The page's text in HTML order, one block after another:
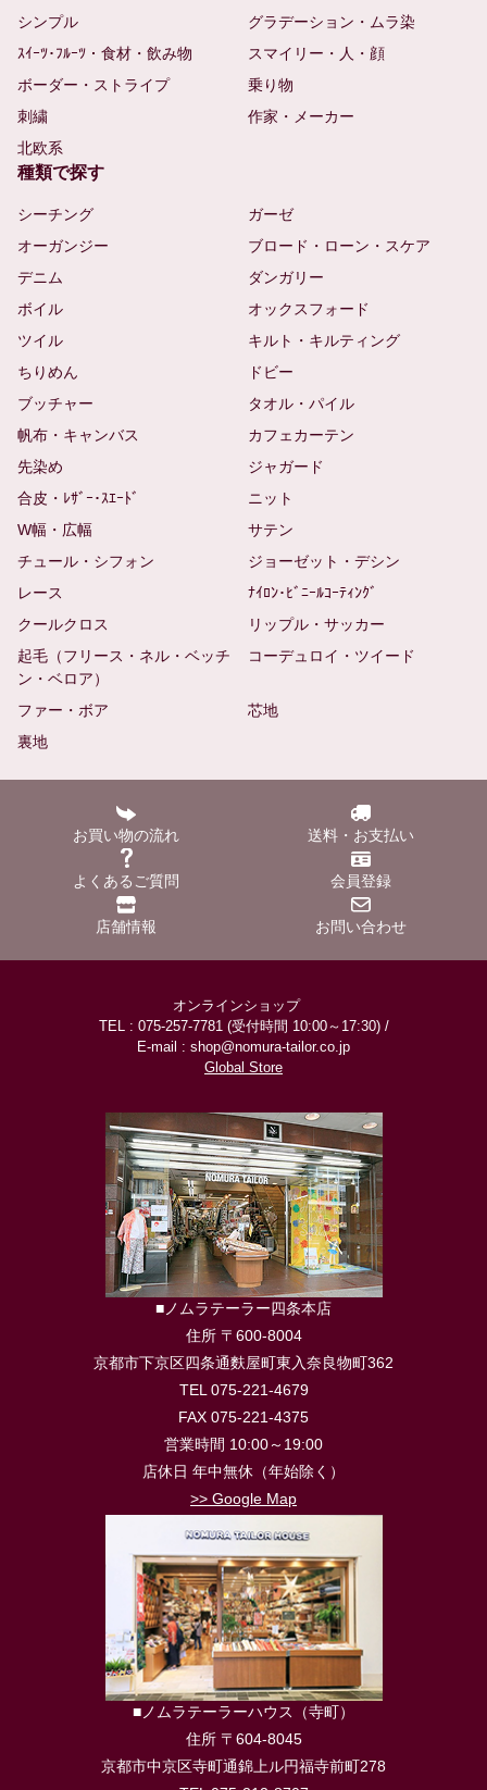
シンプル
グラデーション・ムラ染
ｽｲｰﾂ･ﾌﾙｰﾂ・食材・飲み物
スマイリー・人・顔
ボーダー・ストライプ
乗り物
刺繍
作家・メーカー
北欧系
種類で探す
シーチング
ガーゼ
オーガンジー
ブロード・ローン・スケア
デニム
ダンガリー
ボイル
オックスフォード
ツイル
キルト・キルティング
ちりめん
ドビー
ブッチャー
タオル・パイル
帆布・キャンバス
カフェカーテン
先染め
ジャガード
合皮・ﾚｻﾞｰ･ｽｴｰﾄﾞ
ニット
W幅・広幅
サテン
チュール・シフォン
ジョーゼット・デシン
レース
ﾅｲﾛﾝ･ﾋﾞﾆｰﾙｺｰﾃｨﾝｸﾞ
クールクロス
リップル・サッカー
起毛（フリース・ネル・ベッチ
ン・ベロア）
コーデュロイ・ツイード
ファー・ボア
芯地
裏地
お買い物の流れ 送料・お支払い
よくあるご質問 会員登録
店舗情報 お問い合わせ
オンラインショップ
TEL : 075-257-7781 (受付時間 10:00～17:30) /
E-mail : shop@nomura-tailor.co.jp
Global Store
■ノムラテーラー四条本店
住所 〒600-8004
京都市下京区四条通麩屋町東入奈良物町362
TEL 075-221-4679
FAX 075-221-4375
営業時間 10:00～19:00
店休日 年中無休（年始除く）
>> Google Map
■ノムラテーラーハウス（寺町）
住所 〒604-8045
京都市中京区寺町通錦上ル円福寺前町278